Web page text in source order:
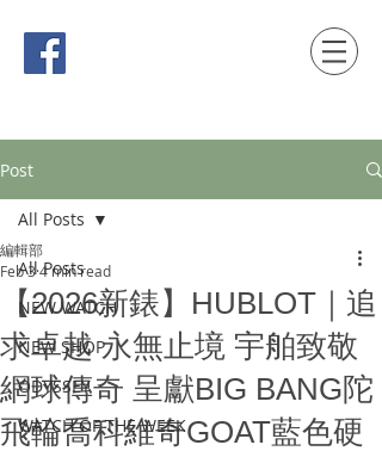
Post
All Posts
NEW WATCH
NEW SHOP
ODYSSEY
WATCH OF THE WEEK
All Posts
【2026新錶】HUBLOT｜追
求卓越 永無止境 宇舶致敬
網球傳奇 呈獻BIG BANG陀
飛輪喬科維奇GOAT藍色硬
編輯部
Feb 34 min read